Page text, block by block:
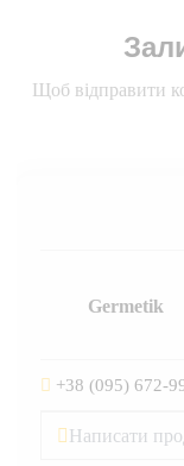
Щоб відправити
Germetik
+38 (095) 672-
Написати